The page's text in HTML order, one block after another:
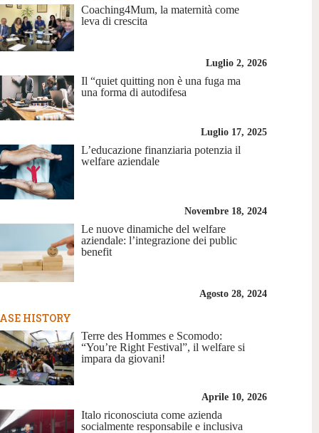
Coaching4Mum, la maternità come
leva di crescita
Luglio 2, 2026
Il “quiet quitting non è una fuga ma
una forma di autodifesa
Luglio 17, 2025
L’educazione finanziaria potenzia il
welfare aziendale
Novembre 18, 2024
Le nuove dinamiche del welfare
aziendale: l’integrazione dei public
benefit
Agosto 28, 2024
HISTORY
Terre des Hommes e Scomodo:
“You’re Right Festival”, il welfare si
impara da giovani!
Aprile 10, 2026
Italo riconosciuta come azienda
socialmente responsabile e inclusiva